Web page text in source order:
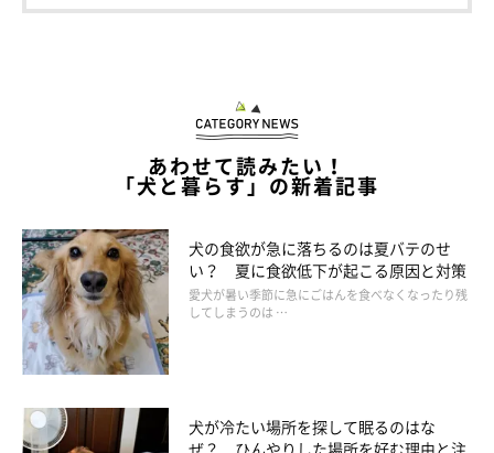
年代別に考えられる 犬がドッグフードを食べ
なくなる理由とは
あわせて読みたい！
「犬と暮らす」の新着記事
犬の食欲が急に落ちるのは夏バテのせ
い？ 夏に食欲低下が起こる原因と対策
愛犬が暑い季節に急にごはんを食べなくなったり残
してしまうのは …
犬が冷たい場所を探して眠るのはな